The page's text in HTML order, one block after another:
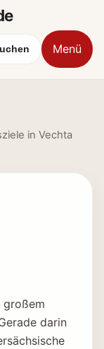
Menü
in Vechta
großem
darin